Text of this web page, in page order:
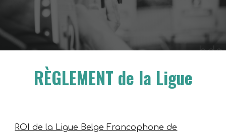
RÈGLEMENT de la Ligue
ROI de la Ligue Belge Francophone de